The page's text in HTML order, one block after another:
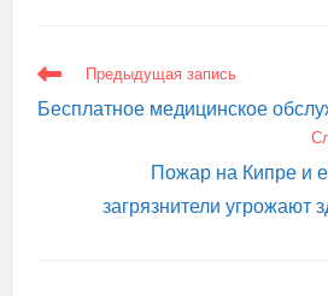
ЕЩЕ
СТАТЬИ
Предыдущая запись
Бесплатное медицинское
Пожар на Кипре и
загрязнители угрожают